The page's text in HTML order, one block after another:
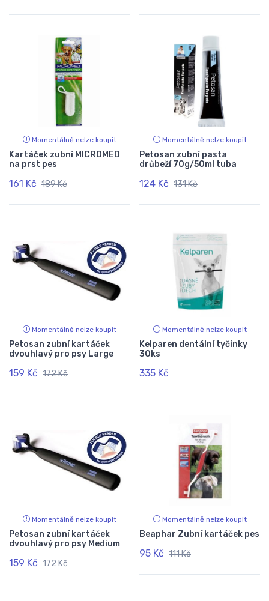
Momentálně nelze koupit
Kartáček zubní MICROMED
na prst pes
161 Kč 189 Kč
Momentálně nelze koupit
Petosan zubní pasta
drůbeží 70g/50ml tuba
124 Kč 131 Kč
Momentálně nelze koupit
Petosan zubní kartáček
dvouhlavý pro psy Large
159 Kč 172 Kč
Momentálně nelze koupit
Kelparen dentální tyčinky
30ks
335 Kč
Momentálně nelze koupit
Petosan zubní kartáček
dvouhlavý pro psy Medium
159 Kč 172 Kč
Momentálně nelze koupit
Beaphar Zubní kartáček pes
95 Kč 111 Kč